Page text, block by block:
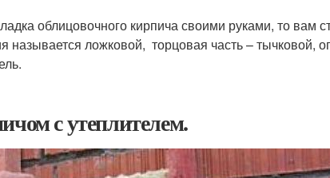
облицовочного кирпича своими руками, то вам
называется ложковой, торцовая часть – тычковой,
с утеплителем.